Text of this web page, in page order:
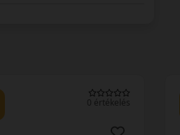
0 értékelés